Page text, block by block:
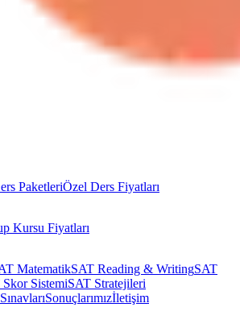
PaketleriÖzel Ders Fiyatları
Kursu Fiyatları
MatematikSAT Reading & WritingSAT
Skor SistemiSAT Stratejileri
Sonuçlarımızİletişim